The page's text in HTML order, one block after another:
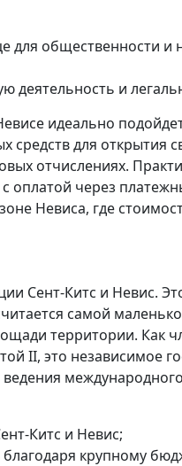
общественности и
и
идеально
для открытия
отчислениях.
оплатой через
Невиса, где
Сент-Китс и Невис.
самой
территории. Как
II, это независимое
Китс и Невис;
благодаря крупному